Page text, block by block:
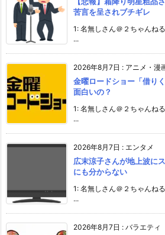
苦言を呈されブチギレ
1: 名無しさん＠２ちゃんね
...
2026年8月7日 : アニメ・漫
金曜ロードショー「借り
面白いの？
1: 名無しさん＠２ちゃんね
...
2026年8月7日 : エンタメ
広末涼子さんが地上波に
にも分からない
1: 名無しさん＠２ちゃん
...
2026年8月7日 : バラエティ